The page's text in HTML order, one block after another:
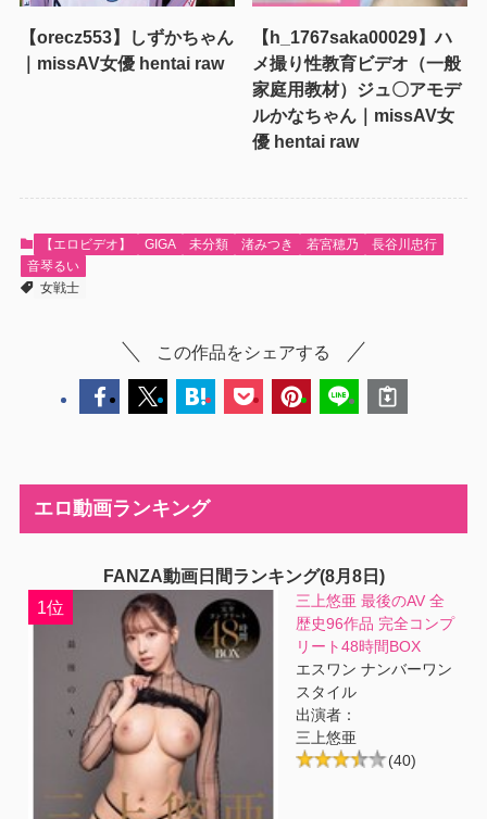
【orecz553】しずかちゃん
｜missAV女優 hentai raw
【h_1767saka00029】ハ
メ撮り性教育ビデオ（一般
家庭用教材）ジュ〇アモデ
ルかなちゃん｜missAV女
優 hentai raw
【エロビデオ】 GIGA 未分類 渚みつき 若宮穂乃
長谷川忠行
音琴るい
女戦士
この作品をシェアする
エロ動画ランキング
FANZA動画日間ランキング(8月8日)
1位
三上悠亜 最後のAV 全
歴史96作品 完全コンプ
リート48時間BOX
エスワン ナンバーワン
スタイル
出演者：
三上悠亜
(40)